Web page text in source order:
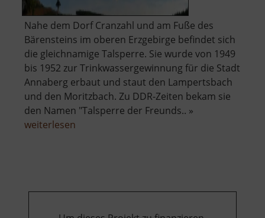
Nahe dem Dorf Cranzahl und am Fuße des
Bärensteins im oberen Erzgebirge befindet sich
die gleichnamige Talsperre. Sie wurde von 1949
bis 1952 zur Trinkwassergewinnung für die Stadt
Annaberg erbaut und staut den Lampertsbach
und den Moritzbach. Zu DDR-Zeiten bekam sie
den Namen "Talsperre der Freunds.. »
weiterlesen